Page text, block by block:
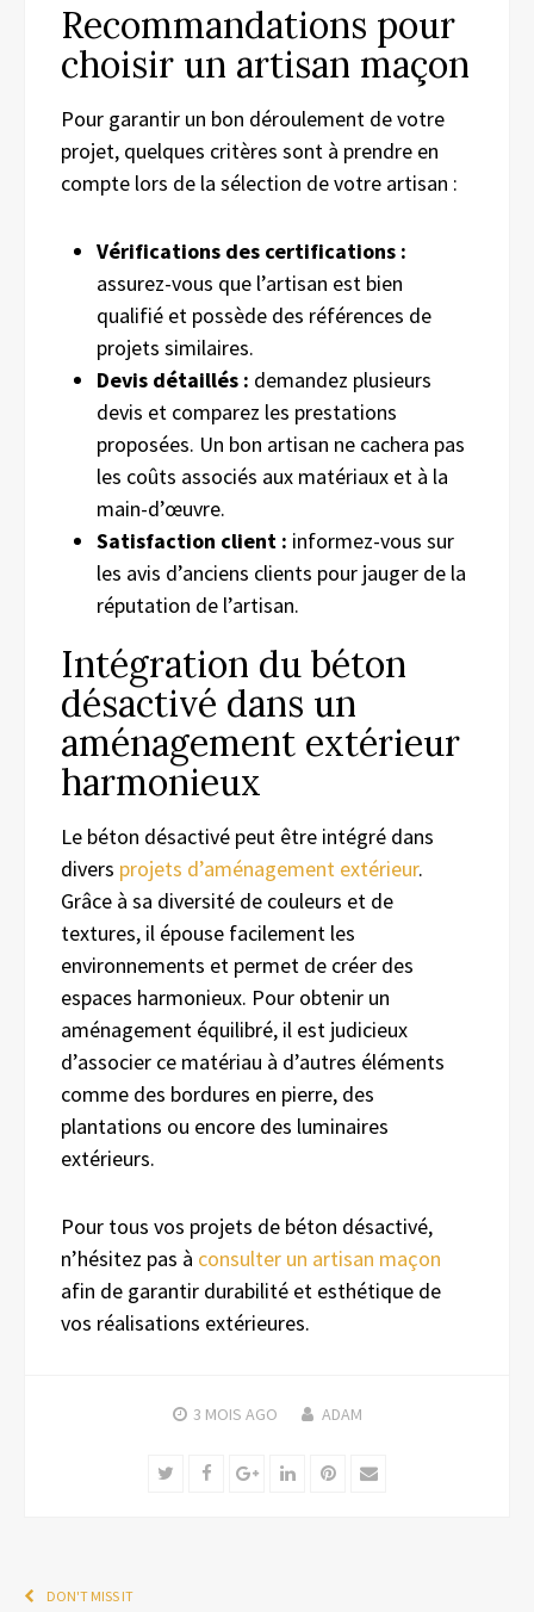
Recommandations pour
choisir un artisan maçon
Pour garantir un bon déroulement de votre
projet, quelques critères sont à prendre en
compte lors de la sélection de votre artisan :
Vérifications des certifications :
assurez-vous que l’artisan est bien
qualifié et possède des références de
projets similaires.
Devis détaillés : demandez plusieurs
devis et comparez les prestations
proposées. Un bon artisan ne cachera pas
les coûts associés aux matériaux et à la
main-d’œuvre.
Satisfaction client : informez-vous sur
les avis d’anciens clients pour jauger de la
réputation de l’artisan.
Intégration du béton
désactivé dans un
aménagement extérieur
harmonieux
Le béton désactivé peut être intégré dans
divers projets d’aménagement extérieur.
Grâce à sa diversité de couleurs et de
textures, il épouse facilement les
environnements et permet de créer des
espaces harmonieux. Pour obtenir un
aménagement équilibré, il est judicieux
d’associer ce matériau à d’autres éléments
comme des bordures en pierre, des
plantations ou encore des luminaires
extérieurs.
Pour tous vos projets de béton désactivé,
n’hésitez pas à consulter un artisan maçon
afin de garantir durabilité et esthétique de
vos réalisations extérieures.
3 MOIS AGO ADAM
TwitterFacebookGoogle+LinkedInPinterest
Email
DON'T MISS IT